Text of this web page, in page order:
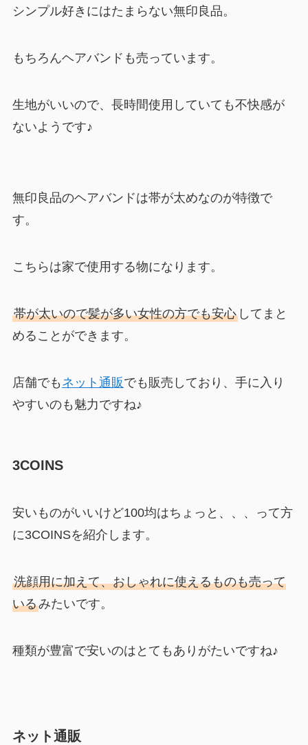
シンプル好きにはたまらない無印良品。
もちろんヘアバンドも売っています。
生地がいいので、長時間使用していても不快感が
ないようです♪
無印良品のヘアバンドは帯が太めなのが特徴で
す。
こちらは家で使用する物になります。
帯が太いので髪が多い女性の方でも安心してまと
めることができます。
店舗でも ネット通販でも販売しており、手に入り
やすいのも魅力ですね♪
3COINS
安いものがいいけど100均はちょっと、、、って方
に3COINSを紹介します。
洗顔用に加えて、おしゃれに使えるものも売って
いるみたいです。
種類が豊富で安いのはとてもありがたいですね♪
ネット通販